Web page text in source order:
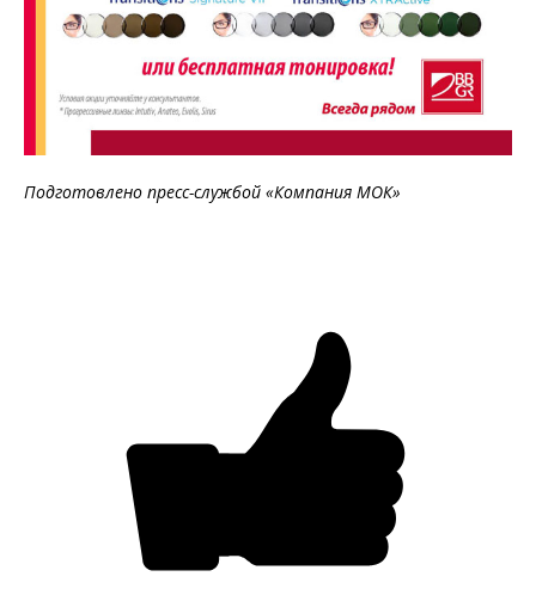
Подготовлено пресс-службой «Компания МОК»